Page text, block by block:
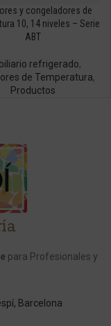
y congeladores de
10, 14 niveles – Serie
ABT
refrigerado,
de Temperatura,
Productos
para Profesionales y
Barcelona